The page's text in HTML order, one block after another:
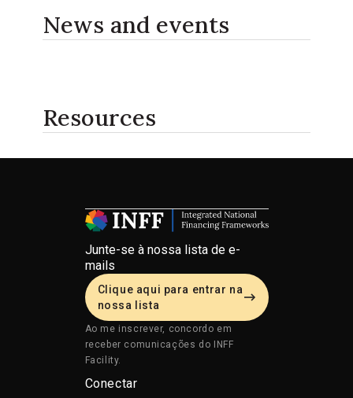
News and events
Resources
Junte-se à nossa lista de e-
mails
Clique aqui para entrar na
nossa lista
Ao me inscrever, concordo em
receber comunicações do INFF
Facility.
Conectar